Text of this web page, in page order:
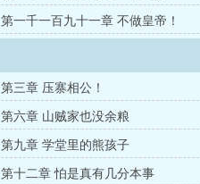
第一千一百九十一章 不做皇帝！
第三章 压寨相公！
第六章 山贼家也没余粮
第九章 学堂里的熊孩子
第十二章 怕是真有几分本事